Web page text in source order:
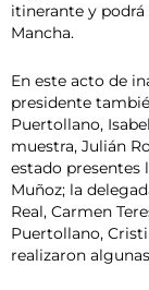
itinerante y podrá
Mancha.
En este acto de
presidente
Puertollano,
muestra, Julián
estado presentes
Muñoz; la
Real, Carmen
Puertollano,
realizaron